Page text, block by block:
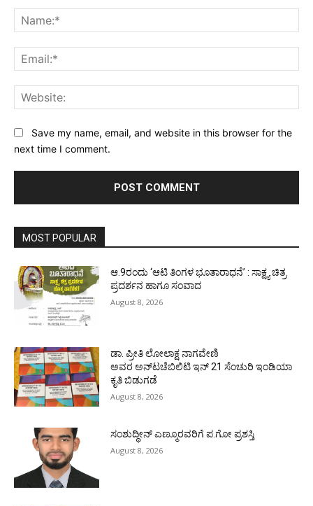
Save my name, email, and website in this browser for the
next time I comment.
MOST POPULAR
ಆ.9ರಂದು ‘ಆಟಿ ತಿಂಗಳ ಭೂತಾರಾಧನೆ’ : ಸಾಕ್ಷ್ಯ ಚಿತ್ರ
ಪ್ರದರ್ಶನ ಹಾಗೂ ಸಂವಾದ
August 8, 2026
ಡಾ. ಪ್ರೀತಿ ಲೋಲಾಕ್ಷ ನಾಗವೇಣಿ
ಅವರ ಅನ್‌ಟಚೆಬಿಲಿಟಿ ಇನ್ 21 ಸೆಂಚುರಿ ಇಂಡಿಯಾ
ಕೃತಿ ಬಿಡುಗಡೆ
August 8, 2026
ಸಂಶುದ್ಧೀನ್ ಎಣ್ಮೂರವರಿಗೆ ಪ.ಗೋ ಪ್ರಶಸ್ತಿ
August 8, 2026